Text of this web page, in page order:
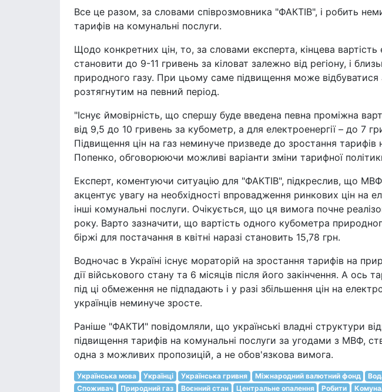
Все це разом, за словами співрозмовника "ФАКТІВ", і робить
тарифів на комунальні послуги.
Щодо конкретних цін, то, за словами експерта, кінцева
становити до 9-11 гривень за кіловат залежно від регіону, і
природного газу. При цьому саме підвищення може
розтягнутим на певний період.
"Існує ймовірність, що спершу буде введена певна проміжна
від 9,5 до 10 гривень за кубометр, а для електроенергії – до 7
Підвищення цін на газ неминуче призведе до зростання тарифів
Попенко, обговорюючи можливі варіанти зміни тарифної
Експерт, коментуючи ситуацію для "ФАКТІВ", підкреслив, що
акцентує увагу на необхідності впровадження ринкових цін на
інші комунальні послуги. Очікується, що ця вимога почне
року. Варто зазначити, що вартість одного кубометра
біржі для постачання в квітні наразі становить 15,78 грн.
Водночас в Україні існує мораторій на зростання тарифів на
дії військового стану та 6 місяців після його закінчення. А ось
під ці обмеження не підпадають і у разі збільшення цін на
українців неминуче зросте.
Раніше "ФАКТИ" повідомляли, що українські владні структури
підвищення тарифів на комунальні послуги за угодами з МВФ,
одна з можливих пропозицій, а не обов'язкова вимога.
Українська мова Українці Українська гривня Міжнародний валютний фонд
Споживач
Природний газ Воєнний стан Центральне опалення Робити